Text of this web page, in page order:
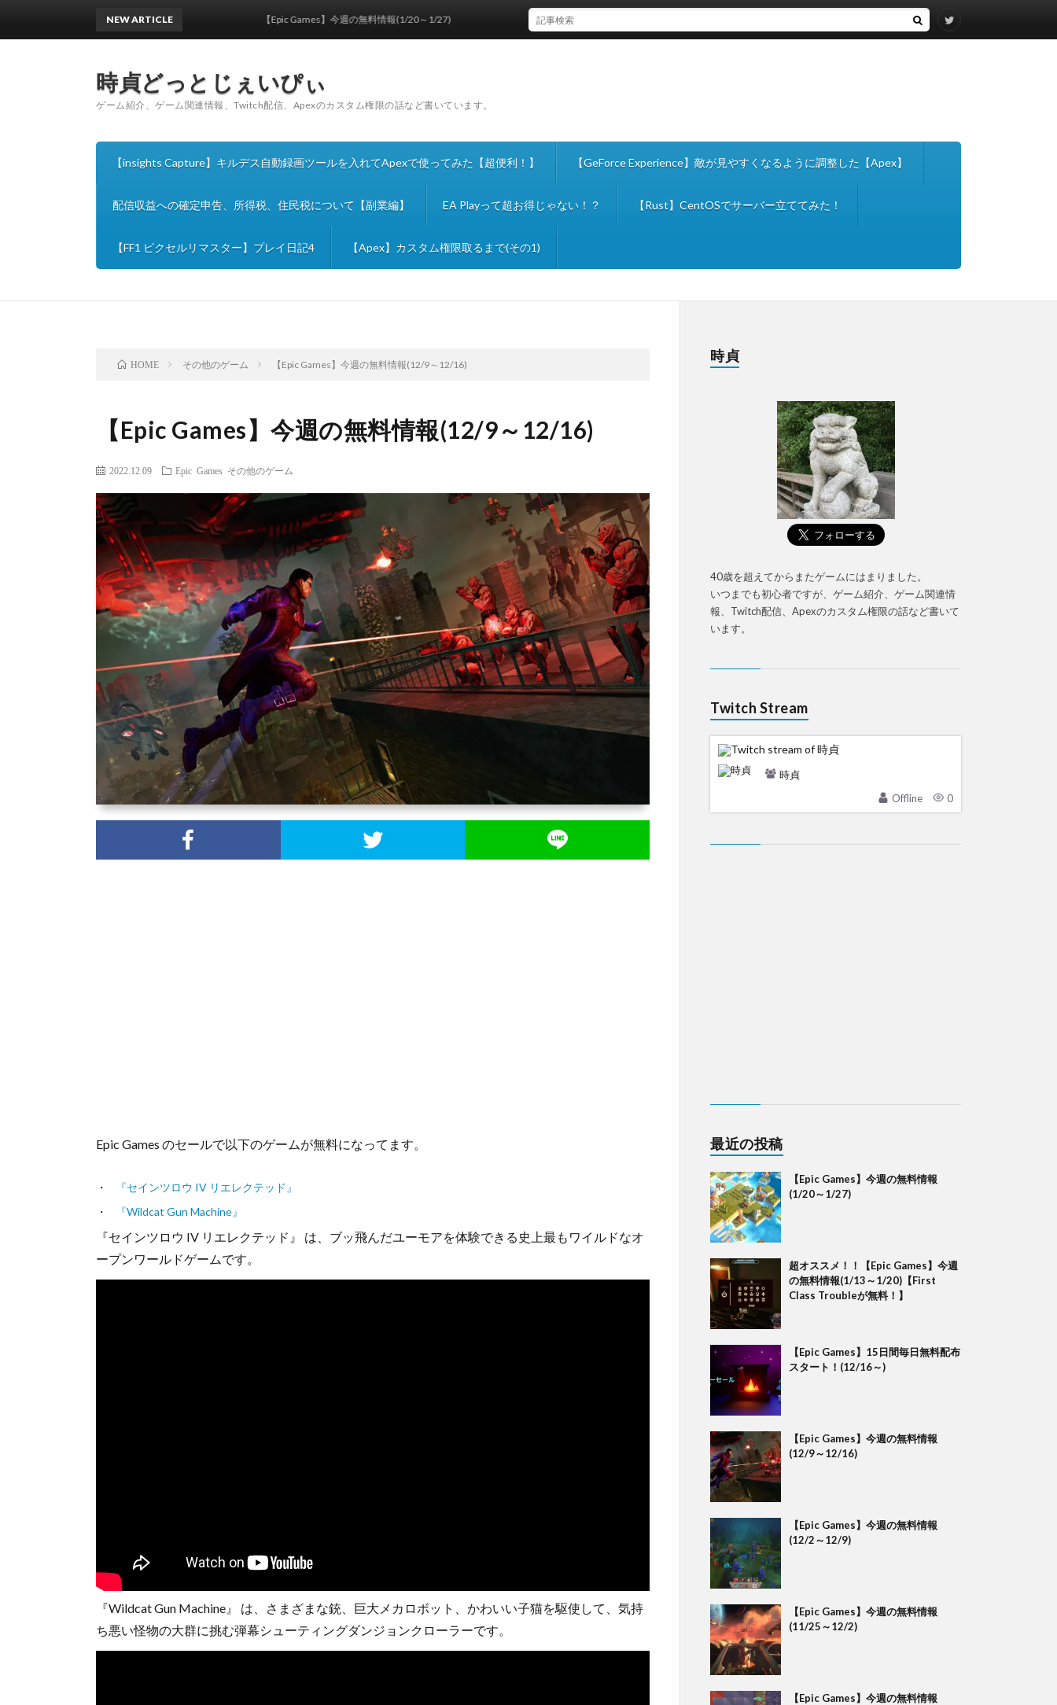
時貞どっとじぇいぴぃ
ゲーム紹介、ゲーム関連情報、Twitch配信、Apexのカスタム権限の話など書いています。
【insights Capture】キルデス自動録画ツールを入れてApexで使ってみた【超便利！】 【GeForce Experience】敵が見やすくなるように調整した【Apex】
配信収益への確定申告、所得税、住民税について【副業編】 EA Playって超お得じゃない！？ 【Rust】CentOSでサーバー立ててみた！
【FF1 ピクセルリマスター】プレイ日記4 【Apex】カスタム権限取るまで(その1)
NEW ARTICLE 【Epic Games】今週の無料情報(1/20～1/27)
HOME その他のゲーム 【Epic Games】今週の無料情報(12/9～12/16)
【Epic Games】今週の無料情報(12/9～12/16)
2022.12.09 Epic Games その他のゲーム
Epic Games のセールで以下のゲームが無料になってます。
『セインツロウ IV リエレクテッド』
『Wildcat Gun Machine』
『セインツロウ IV リエレクテッド』 は、ブッ飛んだユーモアを体験できる史上最もワイルドなオ
ープンワールドゲームです。
『Wildcat Gun Machine』 は、さまざまな銃、巨大メカロボット、かわいい子猫を駆使して、気持
ち悪い怪物の大群に挑む弾幕シューティングダンジョンクローラーです。
時貞
40歳を超えてからまたゲームにはまりました。
いつまでも初心者ですが、ゲーム紹介、ゲーム関連情
報、Twitch配信、Apexのカスタム権限の話など書いて
います。
Twitch Stream
時貞
Offline
0
最近の投稿
【Epic Games】今週の無料情報
(1/20～1/27)
超オススメ！！【Epic Games】今週
の無料情報(1/13～1/20)【First
Class Troubleが無料！】
【Epic Games】15日間毎日無料配布
スタート！(12/16～)
【Epic Games】今週の無料情報
(12/9～12/16)
【Epic Games】今週の無料情報
(12/2～12/9)
【Epic Games】今週の無料情報
(11/25～12/2)
【Epic Games】今週の無料情報